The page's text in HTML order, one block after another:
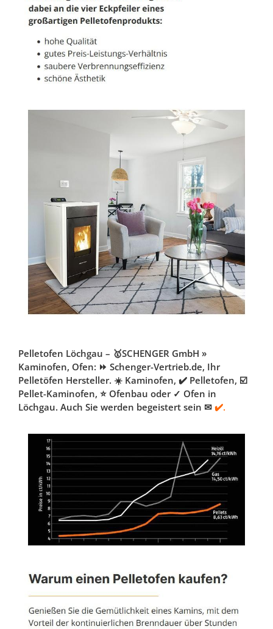
Pelletofen Löchgau – 🥇SCHENGER GmbH »
Kaminofen, Ofen: ⏩ Schenger-Vertrieb.de, Ihr
Pelletöfen Hersteller. ☀️ Kaminofen, ✔️ Pelletofen, ☑️
Pellet-Kaminofen, ⭐ Ofenbau oder ✓ Ofen in
Löchgau. Auch Sie werden begeistert sein ✉ ✔️.